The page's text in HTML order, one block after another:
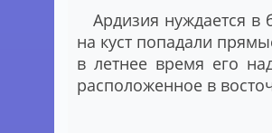
Ардизия нуждается в
на куст попадали
в летнее время его
расположенное в